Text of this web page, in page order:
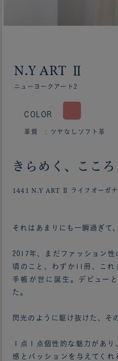
N.Y ART Ⅱ
ニューヨークアート2
COLOR
革質 : ツヤなしソフト革
きらめく、こころ
1441 N.Y ART Ⅱ ライフオーガ
それはあまりにも一瞬過ぎて
2017年、まだファッション
頃のこと、わずか11冊、こ
手帳が世に誕生。デビュー
た。
閃光のように駆け抜けた、そ
１点１点個性的な魅力があ
感とパッションを与えてくれ